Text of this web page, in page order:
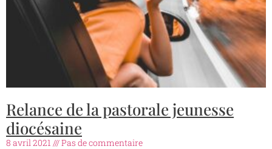
Relance de la pastorale jeunesse
diocésaine
8 avril 2021 Pas de commentaire